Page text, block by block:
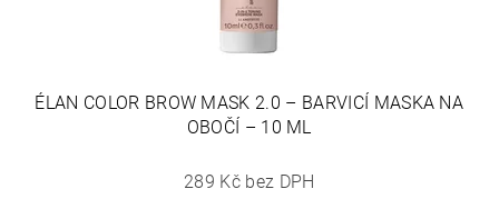
ÉLAN COLOR BROW MASK 2.0 – BARVICÍ MASKA NA
OBOČÍ – 10 ML
289 Kč bez DPH